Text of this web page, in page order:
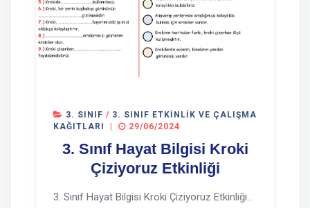
3. SINIF / 3. SINIF ETKINLIK VE ÇALIŞMA
KAĞITLARI
| 29/06/2024
3. Sınıf Hayat Bilgisi Kroki
Çiziyoruz Etkinliği
3. Sınıf Hayat Bilgisi Kroki Çiziyoruz Etkinliği...